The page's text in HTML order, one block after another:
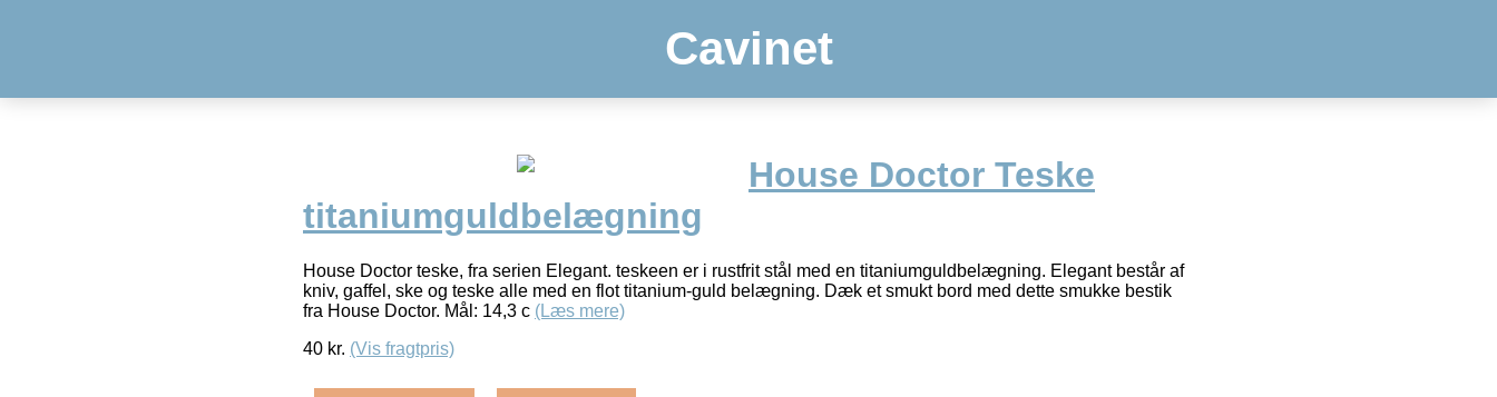
Cavinet
House Doctor Teske
titaniumguldbelægning
House Doctor teske, fra serien Elegant. teskeen er i rustfrit stål med en titaniumguldbelægning. Elegant består af
kniv, gaffel, ske og teske alle med en flot titanium-guld belægning. Dæk et smukt bord med dette smukke bestik
fra House Doctor. Mål: 14,3 c (Læs mere)
40 kr. (Vis fragtpris)